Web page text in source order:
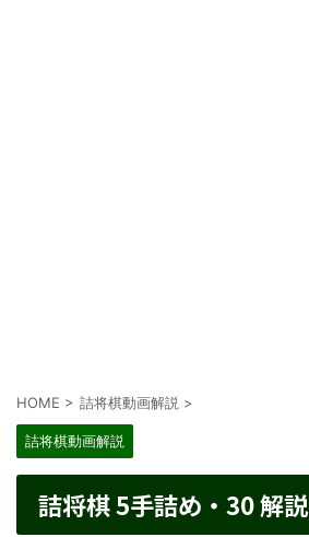
HOME > 詰将棋動画解説 >
詰将棋動画解説
詰将棋 5手詰め・30 解説